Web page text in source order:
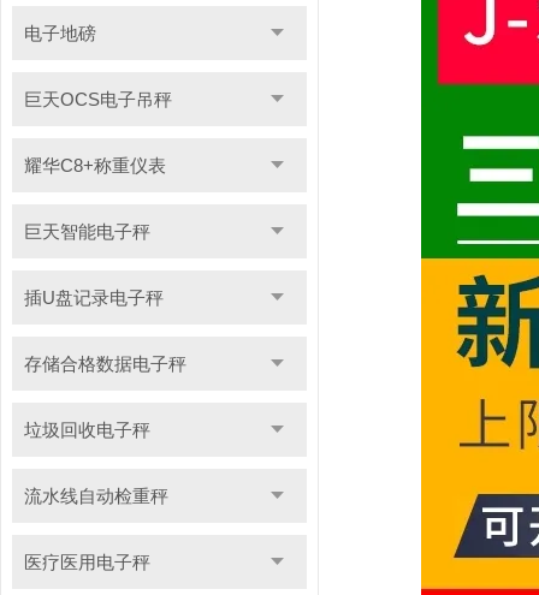
电子地磅
巨天OCS电子吊秤
耀华C8+称重仪表
巨天智能电子秤
插U盘记录电子秤
存储合格数据电子秤
垃圾回收电子秤
流水线自动检重秤
医疗医用电子秤